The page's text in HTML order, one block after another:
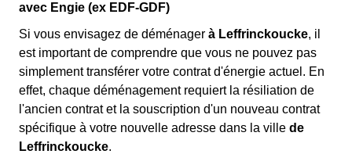
avec Engie (ex EDF-GDF)
Si vous envisagez de déménager à Leffrinckoucke, il
est important de comprendre que vous ne pouvez pas
simplement transférer votre contrat d'énergie actuel. En
effet, chaque déménagement requiert la résiliation de
l'ancien contrat et la souscription d'un nouveau contrat
spécifique à votre nouvelle adresse dans la ville de
Leffrinckoucke.